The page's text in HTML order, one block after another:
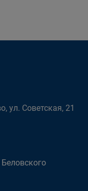
ул. Советская, 21